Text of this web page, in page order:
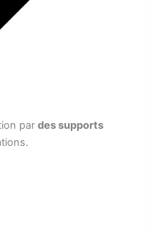
pardes supports